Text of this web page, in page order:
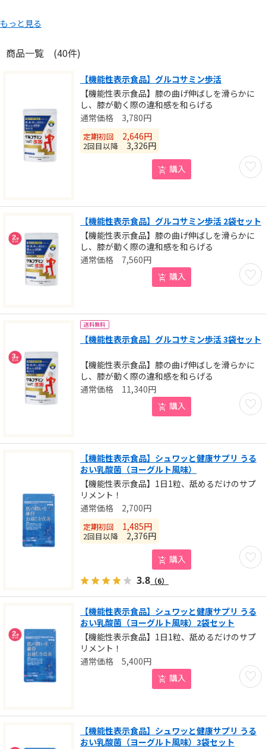
もっと見る
商品一覧 (40件)
【機能性表示食品】グルコサミン歩活
【機能性表示食品】膝の曲げ伸ばしを滑らかに
し、膝が動く際の違和感を和らげる
お気
3,780円
定期初回 2,646円
2回目以降 3,326円
購入
【機能性表示食品】グルコサミン歩活 2袋セット
【機能性表示食品】膝の曲げ伸ばしを滑らかに
し、膝が動く際の違和感を和らげる
お気
7,560円
購入
送料無料
【機能性表示食品】グルコサミン歩活 3袋セット
【機能性表示食品】膝の曲げ伸ばしを滑らかに
し、膝が動く際の違和感を和らげる
お気
11,340円
購入
【機能性表示食品】シュワッと健康サプリ うる
おい乳酸菌（ヨーグルト風味）
【機能性表示食品】1日1粒、舐めるだけのサプ
リメント！
お気
2,700円
定期初回 1,485円
2回目以降 2,376円
購入
3.8 （6）
【機能性表示食品】シュワッと健康サプリ うる
おい乳酸菌（ヨーグルト風味）2袋セット
【機能性表示食品】1日1粒、舐めるだけのサプ
リメント！
お気
5,400円
購入
【機能性表示食品】シュワッと健康サプリ うる
おい乳酸菌（ヨーグルト風味）3袋セット